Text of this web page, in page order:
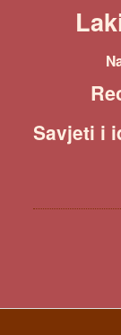
Savjeti i